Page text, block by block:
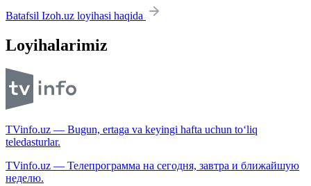
Batafsil Izoh.uz loyihasi haqida
Loyihalarimiz
TVinfo.uz — Bugun, ertaga va keyingi hafta uchun to‘liq
teledasturlar.
TVinfo.uz — Телепрограмма на сегодня, завтра и ближайшую
неделю.